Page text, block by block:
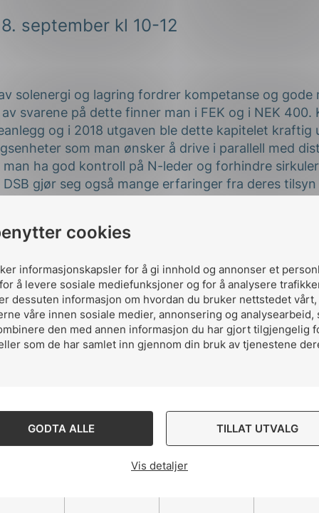
cookies
informasjonskapsler for å gi innhold og annonser et
å levere sosiale mediefunksjoner og for å analysere
dessuten informasjon om hvordan du bruker nettstedet vårt,
våre innen sosiale medier, annonsering og analysearbeid,
den med annen informasjon du har gjort tilgjengelig
som de har samlet inn gjennom din bruk av tjenestene
GODTA ALLE TILLAT UTVALG
Vis detaljer
september kl 10-12
solenergi og lagring fordrer kompetanse og gode
svarene på dette finner man i FEK og i NEK 400.
og i 2018 utgaven ble dette kapitelet kraftig
som man ønsker å drive i parallell med
ha god kontroll på N-leder og forhindre
DSB gjør seg også mange erfaringer fra deres
8. september vil
og meld deg på!